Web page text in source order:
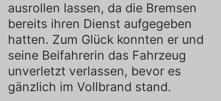
ausrollen lassen, da die Bremsen
bereits ihren Dienst aufgegeben
hatten. Zum Glück konnten er und
seine Beifahrerin das Fahrzeug
unverletzt verlassen, bevor es
gänzlich im Vollbrand stand.